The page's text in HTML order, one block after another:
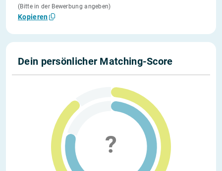
(Bitte in der Bewerbung angeben)
Kopieren
Dein persönlicher Matching-Score